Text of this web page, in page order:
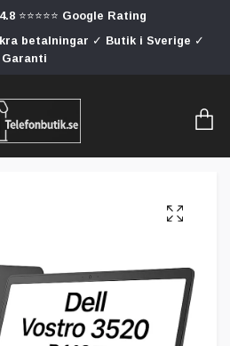
⭐⭐⭐⭐⭐ Google Rating
betalningar ✓ Butik i Sverige ✓
Garanti